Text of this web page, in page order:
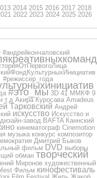
2014 2015 2016 2017 2018
2022 2023 2024 2025 2026
#андрейкончаловский
#режиссер_года
#это_мы 3D 41 ММКФ 9
т.д Акира Куросава Amadeus
Тарковский Андрей
искусство Искусство и
дизайн-завод BAFTA Каннский
кинематограф Cinemotion
музыка конкурс композитор
Дмитрий Быков
фильм DVD выборы
обман творческий
Миронов художественный
Фильм кинофестиваль